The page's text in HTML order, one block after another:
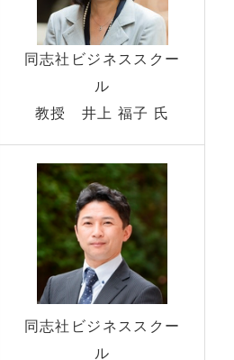
同志社ビジネススクー
ル
教授 井上 福子 氏
同志社ビジネススクー
ル